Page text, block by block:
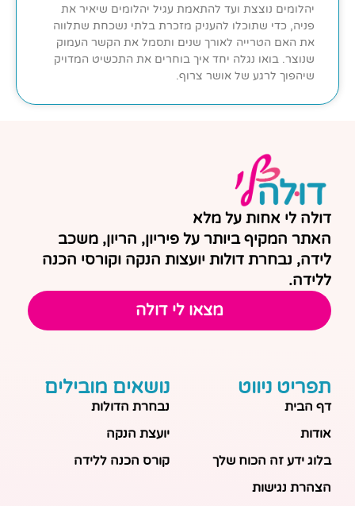
יהלומים נוצצת ועד להתאמת עגיל יהלומים שיאיר את
פניה, כדי שתוכלו להעניק מזכרת בלתי נשכחת שתלווה
את האם הטרייה לאורך שנים ותסמל את הקשר העמוק
שנוצר. בואו נגלה יחד איך בוחרים את התכשיט המדויק
שיהפוך לרגע של אושר צרוף.
דולה לי אחות על מלא
האתר המקיף ביותר על פיריון, הריון, משכב
לידה, נבחרת דולות יועצות הנקה וקורסי הכנה
ללידה.
מצאו לי דולה
תפריט ניווט
דף הבית
אודות
בלוג ידע זה הכוח שלך
הצהרת נגישות
נושאים מובילים
נבחרת הדולות
יועצת הנקה
קורס הכנה ללידה